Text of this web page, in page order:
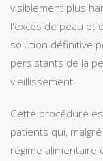
visiblement plus
l'excès de peau et
solution définitive
persistants de la
vieillissement.
Cette procédure
patients qui,
régime alimentaire